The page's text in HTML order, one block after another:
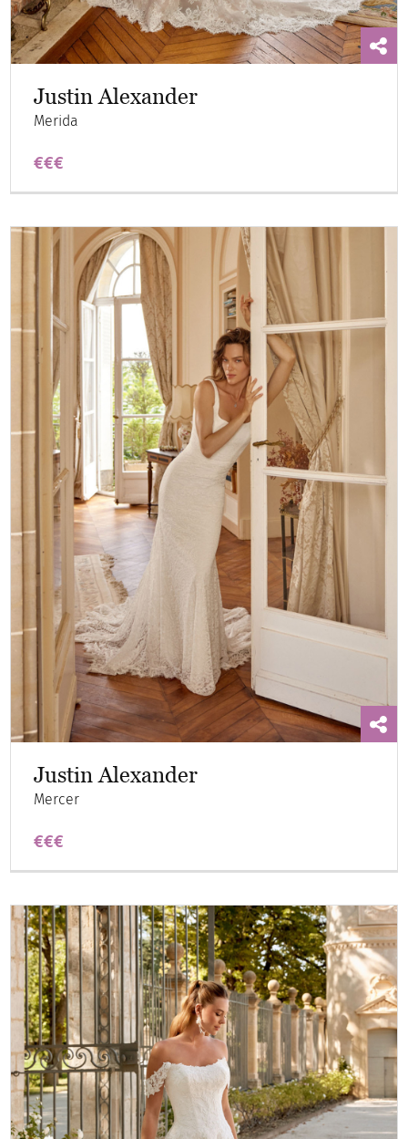
Justin Alexander
Merida
€€€
Justin Alexander
Mercer
€€€